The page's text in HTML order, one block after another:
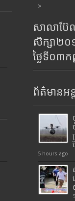
>
សាលាប៊ែ
សិក្សា២
ថ្ងៃទី០៣
ព័ត៌មានអន្
5 hours ago